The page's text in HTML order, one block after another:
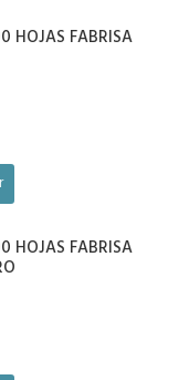
HOJAS FABRISA
HOJAS FABRISA